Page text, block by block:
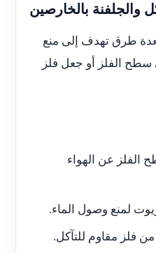
والجلفنة بالخارصين
طرق تهدف إلى منع
سطح الفلز أو جعل فلز
الفلز عن الهواء
لمنع وصول الماء.
من فلز مقاوم للتآكل.